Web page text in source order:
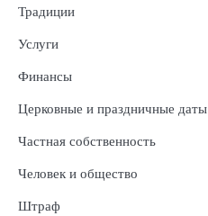
Традиции
Услуги
Финансы
Церковные и праздничные даты
Частная собственность
Человек и общество
Штраф